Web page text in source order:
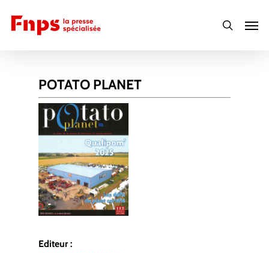
main
search
POTATO PLANET
Editeur :